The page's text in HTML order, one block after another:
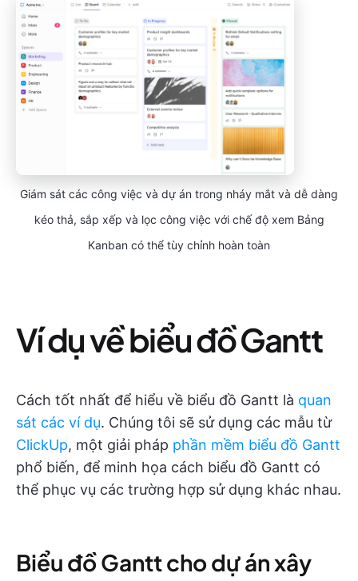
Giám sát các công việc và dự án trong nháy mắt và dễ dàng
kéo thả, sắp xếp và lọc công việc với chế độ xem Bảng
Kanban có thể tùy chỉnh hoàn toàn
Ví dụ về biểu đồ Gantt
Cách tốt nhất để hiểu về biểu đồ Gantt là quan
sát các ví dụ. Chúng tôi sẽ sử dụng các mẫu từ
ClickUp, một giải pháp phần mềm biểu đồ Gantt
phổ biến, để minh họa cách biểu đồ Gantt có
thể phục vụ các trường hợp sử dụng khác nhau.
Biểu đồ Gantt cho dự án xây